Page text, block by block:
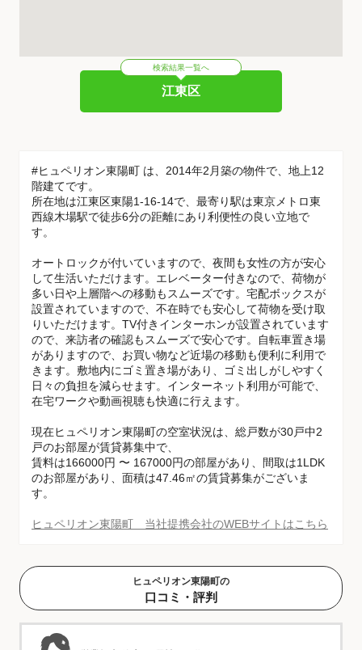
検索結果一覧へ
江東区
#ヒュペリオン東陽町 は、2014年2月築の物件で、地上12
階建てです。
所在地は江東区東陽1-16-14で、最寄り駅は東京メトロ東
西線木場駅で徒歩6分の距離にあり利便性の良い立地で
す。
オートロックが付いていますので、夜間も女性の方が安心
して生活いただけます。エレベーター付きなので、荷物が
多い日や上層階への移動もスムーズです。宅配ボックスが
設置されていますので、不在時でも安心して荷物を受け取
りいただけます。TV付きインターホンが設置されています
ので、来訪者の確認もスムーズで安心です。自転車置き場
がありますので、お買い物など近場の移動も便利に利用で
きます。敷地内にゴミ置き場があり、ゴミ出しがしやすく
日々の負担を減らせます。インターネット利用が可能で、
在宅ワークや動画視聴も快適に行えます。
現在ヒュペリオン東陽町の空室状況は、総戸数が30戸中2
戸のお部屋が賃貸募集中で、
賃料は166000円 〜 167000円の部屋があり、間取は1LDK
のお部屋があり、面積は47.46㎡の賃貸募集がございま
す。
ヒュペリオン東陽町 当社提携会社のWEBサイトはこちら
ヒュペリオン東陽町の
口コミ・評判